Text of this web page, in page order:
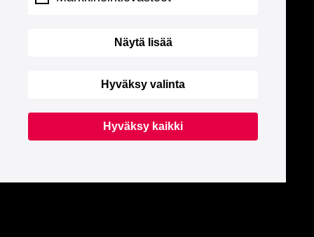
Näytä lisää
Hyväksy valinta
Hyväksy kaikki